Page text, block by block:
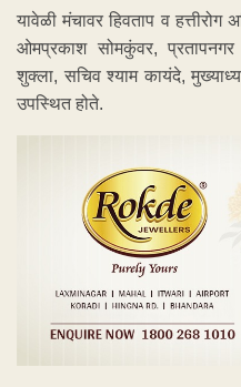
यावेळी मंचावर हिवताप व हत्तीरोग
ओमप्रकाश सोमकुंवर,
शुक्ला, सचिव श्याम कायंदे,
उपस्थित होते.